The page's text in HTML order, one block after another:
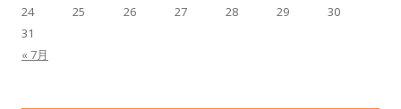
« 7月
24
25 26 27 28 29
30
31